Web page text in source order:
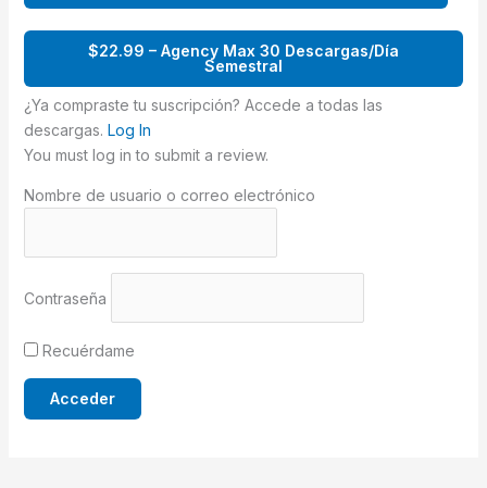
$22.99 – Agency Max 30 Descargas/Día
Semestral
¿Ya compraste tu suscripción? Accede a todas las
descargas. Log In
You must log in to submit a review.
Nombre de usuario o correo electrónico
Contraseña
Recuérdame